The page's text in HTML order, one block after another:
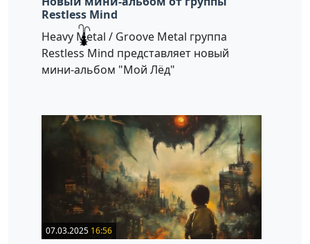
Restless Mind
Heavy Metal / Groove Metal группа
Restless Mind представляет новый
мини-альбом "Мой Лёд"
07.03.2025 16:56